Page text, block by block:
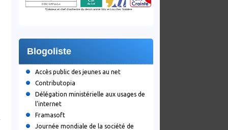
Blogoliste
Accès public des jeunes au net
Contributopia
Délégation ministérielle aux usages de
l’internet
Framasoft
Journée mondiale de la société de